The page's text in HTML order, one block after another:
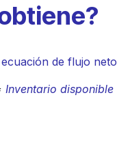
ecuación de flujo neto
Inventario disponible